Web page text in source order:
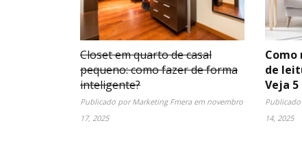
Closet em quarto de casal
pequeno: como fazer de forma
inteligente?
Publicado porMarketing Fmeraem novembro
17, 2025
de
Veja
14, 2025